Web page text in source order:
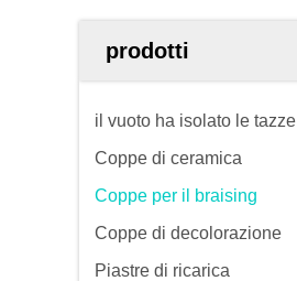
prodotti
il vuoto ha isolato le tazze
Coppe di ceramica
Coppe per il braising
Coppe di decolorazione
Piastre di ricarica